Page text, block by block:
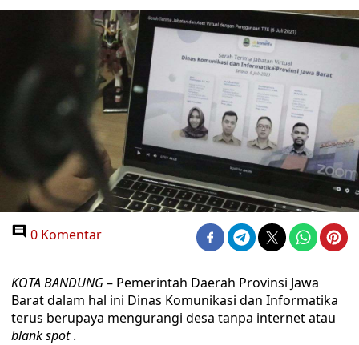
0 Komentar
KOTA BANDUNG– Pemerintah Daerah Provinsi Jawa
Barat dalam hal ini Dinas Komunikasi dan Informatika
terus berupaya mengurangi desa tanpa internet atau
blank spot.